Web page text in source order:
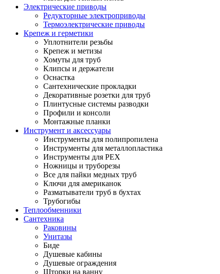
Электрические приводы
Редукторные электроприводы
Термоэлектрические приводы
Крепеж и герметики
Уплотнители резьбы
Крепеж и метизы
Хомуты для труб
Клипсы и держатели
Оснастка
Сантехнические прокладки
Декоративные розетки для труб
Плинтусные системы разводки
Профили и консоли
Монтажные планки
Инструмент и аксессуары
Инструменты для полипропилена
Инструменты для металлопластика
Инструменты для PEX
Ножницы и труборезы
Все для пайки медных труб
Ключи для американок
Разматыватели труб в бухтах
Трубогибы
Теплообменники
Сантехника
Раковины
Унитазы
Биде
Душевые кабины
Душевые ограждения
Шторки на ванну